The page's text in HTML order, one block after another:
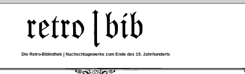
Die Retro-Bibliothek | Nachschlagewerke zum Ende des 19. Jahrhunderts